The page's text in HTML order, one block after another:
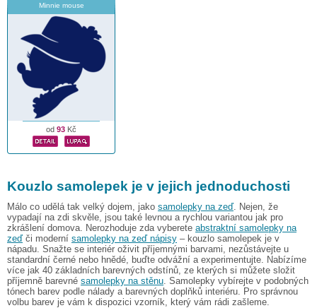
Minnie mouse
od 93 Kč
Kouzlo samolepek je v jejich jednoduchosti
Málo co udělá tak velký dojem, jako samolepky na zeď. Nejen, že
vypadají na zdi skvěle, jsou také levnou a rychlou variantou jak pro
zkrášlení domova. Nerozhoduje zda vyberete abstraktní samolepky na
zeďči moderní samolepky na zeď nápisy – kouzlo samolepek je v
nápadu. Snažte se interiér oživit příjemnými barvami, nezůstávejte u
standardní černé nebo hnědé, buďte odvážní a experimentujte. Nabízíme
více jak 40 základních barevných odstínů, ze kterých si můžete složit
příjemně barevné samolepky na stěnu . Samolepky vybírejte v podobných
tónech barev podle nálady a barevných doplňků interiéru. Pro správnou
volbu barev je vám k dispozici vzorník, který vám rádi zašleme.